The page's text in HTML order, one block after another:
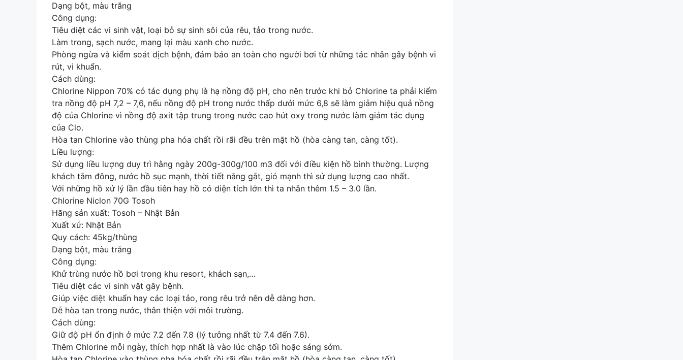
Dạng bột, màu trắng
Công dụng:
Tiêu diệt các vi sinh vật, loại bỏ sự sinh sôi của rêu, tảo trong nước.
Làm trong, sạch nước, mang lại màu xanh cho nước.
Phòng ngừa và kiểm soát dịch bệnh, đảm bảo an toàn cho người bơi từ những tác nhân gây bệnh vi
rút, vi khuẩn.
Cách dùng:
Chlorine Nippon 70% có tác dụng phụ là hạ nồng độ pH, cho nên trước khi bỏ Chlorine ta phải kiểm
tra nồng độ pH 7,2 – 7,6, nếu nồng độ pH trong nước thấp dưới mức 6,8 sẽ làm giảm hiệu quả nồng
độ của Chlorine vì nồng độ axit tập trung trong nước cao hút oxy trong nước làm giảm tác dụng
của Clo.
Hòa tan Chlorine vào thùng pha hóa chất rồi rãi đều trên mặt hồ (hòa càng tan, càng tốt).
Liều lượng:
Sử dụng liều lượng duy trì hằng ngày 200g-300g/100 m3 đối với điều kiện hồ bình thường. Lượng
khách tắm đông, nước hồ sục mạnh, thời tiết nắng gắt, gió mạnh thì sử dụng lượng cao nhất.
Với những hồ xử lý lần đầu tiên hay hồ có diện tích lớn thì ta nhân thêm 1.5 – 3.0 lần.
Chlorine Niclon 70G Tosoh
Hãng sản xuất: Tosoh – Nhật Bản
Xuất xứ: Nhật Bản
Quy cách: 45kg/thùng
Dạng bột, màu trắng
Công dụng:
Khử trùng nước hồ bơi trong khu resort, khách sạn,…
Tiêu diệt các vi sinh vật gây bệnh.
Giúp việc diệt khuẩn hay các loại tảo, rong rêu trở nên dễ dàng hơn.
Dễ hòa tan trong nước, thân thiện với môi trường.
Cách dùng:
Giữ độ pH ổn định ở mức 7.2 đến 7.8 (lý tưởng nhất từ 7.4 đến 7.6).
Thêm Chlorine mỗi ngày, thích hợp nhất là vào lúc chập tối hoặc sáng sớm.